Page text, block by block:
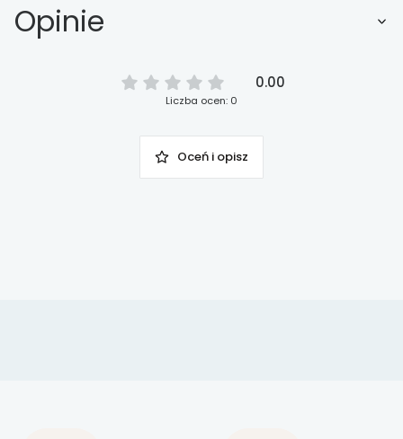
Opinie
0.00
Liczba ocen: 0
Oceń i opisz